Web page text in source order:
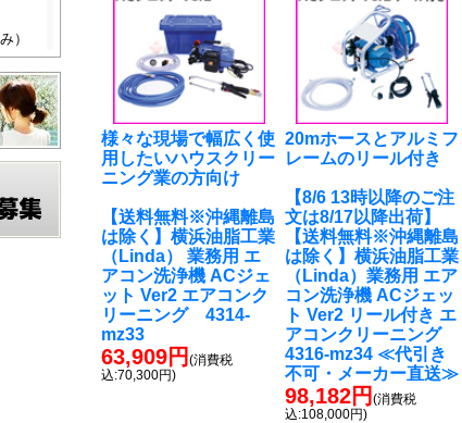
様々な現場で幅広く使
用したいハウスクリー
ニング業の方向け
【送料無料※沖縄離島
は除く】横浜油脂工業
（Linda） 業務用 エ
アコン洗浄機 ACジェ
ット Ver2 エアコンク
リーニング 4314-
mz33
63,909円(消費税
込:70,300円)
20mホースとアルミフ
レームのリール付き
【8/6 13時以降のご注
文は8/17以降出荷】
【送料無料※沖縄離島
は除く】横浜油脂工業
（Linda）業務用 エア
コン洗浄機 ACジェッ
ト Ver2 リール付き エ
アコンクリーニング
4316-mz34 ≪代引き
不可・メーカー直送≫
98,182円 (消費税
込:108,000円)